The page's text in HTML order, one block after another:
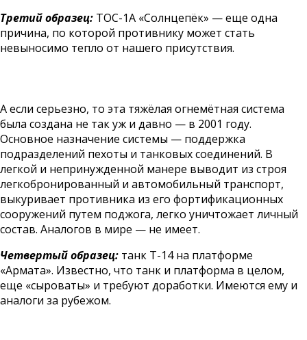
Третий образец: ТОС-1А «Солнцепёк» — еще одна
причина, по которой противнику может стать
невыносимо тепло от нашего присутствия.
А если серьезно, то эта тяжёлая огнемётная система
была создана не так уж и давно — в 2001 году.
Основное назначение системы — поддержка
подразделений пехоты и танковых соединений. В
легкой и непринужденной манере выводит из строя
легкобронированный и автомобильный транспорт,
выкуривает противника из его фортификационных
сооружений путем поджога, легко уничтожает личный
состав. Аналогов в мире — не имеет.
Четвертый образец: танк Т-14 на платформе
«Армата». Известно, что танк и платформа в целом,
еще «сыроваты» и требуют доработки. Имеются ему и
аналоги за рубежом.